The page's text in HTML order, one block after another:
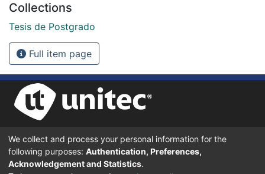
Collections
Tesis de Postgrado
Full item page
UNIVERSIDAD TECNOLÓGICA CENTROAMERICANA UNITEC
BOULEVARD KENNEDY, V-782, FRENTE A RESIDENCIAL HONDURAS.
TEGUCIGALPA, FRANCISCO MORAZÁN, 11101
We collect and process your personal information for the
following purposes: Authentication, Preferences,
Acknowledgement and Statistics.